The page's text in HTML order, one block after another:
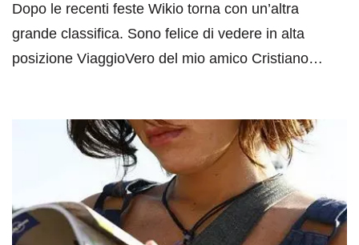
Dopo le recenti feste Wikio torna con un’altra
grande classifica. Sono felice di vedere in alta
posizione ViaggioVero del mio amico Cristiano…